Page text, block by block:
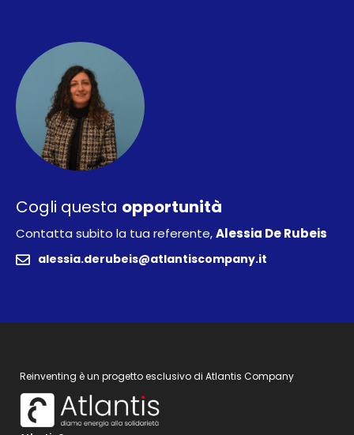
Cogli questa opportunità
Contatta subito la tua referente,Alessia De Rubeis
alessia.derubeis@atlantiscompany.it
Reinventing è un progetto esclusivo di Atlantis Company